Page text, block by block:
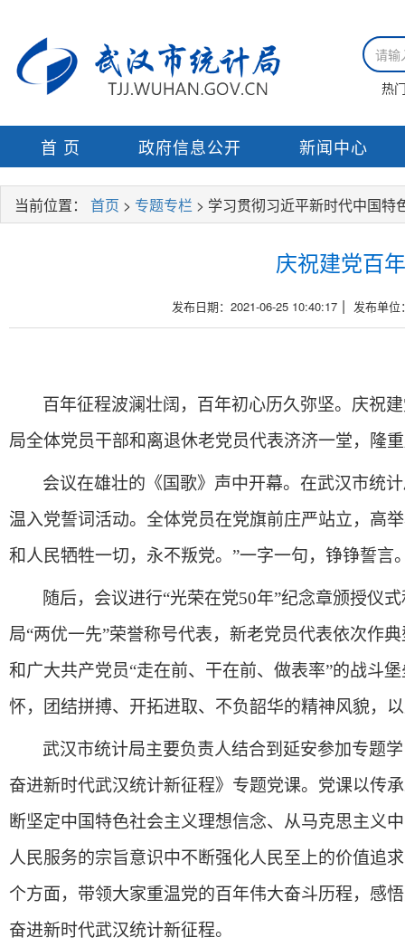
热
首 页 政府信息公开 新闻中心
当前位置： 首页 > 专题专栏 > 学习贯彻习近平新时代中国特
庆祝建党百
发布日期：2021-06-25 10:40:17 | 发布单位
百年征程波澜壮阔， 百年初心历久弥坚。 庆祝
局全体党员干部和离退休老党员代表济济一堂，隆
会议在雄壮的《国歌》声中开幕。在武汉市统
温入党誓词活动。全体党员在党旗前庄严站立，
和人民牺牲一切，永不叛党。”一字一句，铮铮誓言
随后，会议进行“光荣在党50年”纪念章颁授仪
局“两优一先”荣誉称号代表，新老党员代表依次作
和广大共产党员“走在前、干在前、做表率”的战斗
怀，团结拼搏、开拓进取、不负韶华的精神风貌，
武汉市统计局主要负责人结合到延安参加专题
奋进新时代武汉统计新征程》专题党课。党课以传
断坚定中国特色社会主义理想信念、从马克思主义
人民服务的宗旨意识中不断强化人民至上的价值追
个方面，带领大家重温党的百年伟大奋斗历程，感
奋进新时代武汉统计新征程。